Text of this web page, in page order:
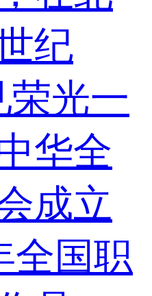
纪
荣光一
华全
成立
全国职